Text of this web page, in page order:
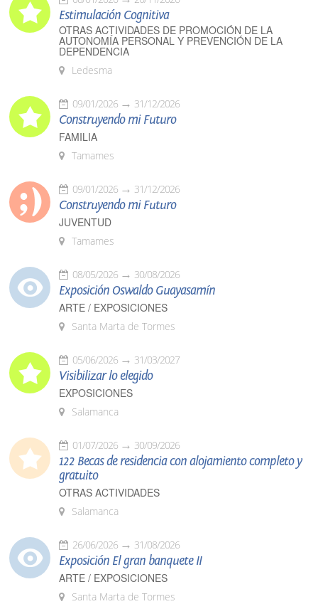
Estimulación Cognitiva
OTRAS ACTIVIDADES DE PROMOCIÓN DE LA
AUTONOMÍA PERSONAL Y PREVENCIÓN DE LA
DEPENDENCIA
Ledesma
09/01/2026 31/12/2026
Construyendo mi Futuro
FAMILIA
Tamames
09/01/2026 31/12/2026
Construyendo mi Futuro
JUVENTUD
Tamames
08/05/2026 30/08/2026
Exposición Oswaldo Guayasamín
ARTE / EXPOSICIONES
Santa Marta de Tormes
05/06/2026 31/03/2027
Visibilizar lo elegido
EXPOSICIONES
Salamanca
01/07/2026 30/09/2026
122 Becas de residencia con alojamiento completo y
gratuito
OTRAS ACTIVIDADES
Salamanca
26/06/2026 31/08/2026
Exposición El gran banquete II
ARTE / EXPOSICIONES
Santa Marta de Tormes